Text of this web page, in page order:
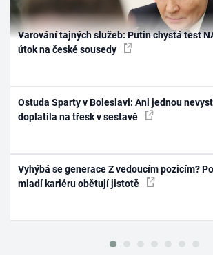
Varování tajných služeb: Putin chystá test
útok na české sousedy
Ostuda Sparty v Boleslavi: Ani jednou
doplatila na třesk v sestavě
Vyhýbá se generace Z vedoucím pozicím?
mladí kariéru obětují jistotě